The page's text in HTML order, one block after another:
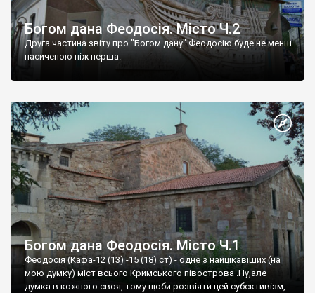
Богом дана Феодосія. Місто Ч.2
Друга частина звіту про "Богом дану" Феодосію буде не менш
насиченою ніж перша.
Богом дана Феодосія. Місто Ч.1
Феодосія (Кафа-12 (13) -15 (18) ст) - одне з найцікавіших (на
мою думку) міст всього Кримського півострова .Ну,але
думка в кожного своя, тому щоби розвіяти цей субєктивізм,